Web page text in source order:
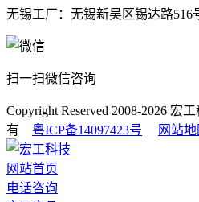
无锡工厂：无锡新吴区锡达路516
扫一扫微信咨询
Copyright Reserved 2008-2026 宏工
有 粤ICP备14097423号 网站地
网站首页
电话咨询